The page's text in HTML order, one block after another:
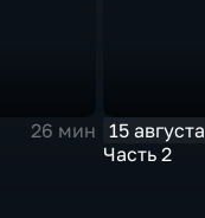
26 мин
15 августа
Часть 2